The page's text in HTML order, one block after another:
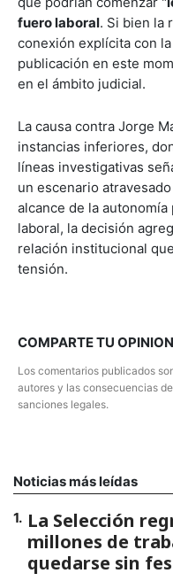
fuero laboral. Si bien la
conexión explícita con
publicación en este
en el ámbito judicial.
La causa contra Jorge
instancias inferiores,
líneas investigativas
un escenario
alcance de la
laboral, la decisión
relación institucional
tensión.
COMPARTE TU
Los comentarios publicados
autores y las consecuencias
sanciones legales.
Noticias más leídas
1. La Selección
millones de
quedarse sin